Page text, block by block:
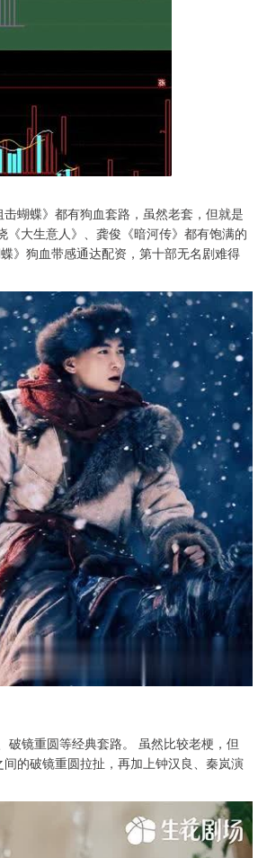
蝴蝶》都有狗血套路，虽然老套，但就是
大生意人》、龚俊《暗河传》都有饱满的
》狗血带感通达配资，第十部无名剧难得
破镜重圆等经典套路。 虽然比较老梗，但
的破镜重圆拉扯，再加上钟汉良、秦岚演
50 1134.24 11.37